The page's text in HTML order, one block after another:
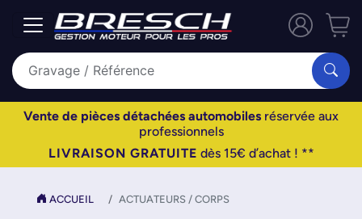
Vente de pièces détachées automobiles réservée aux
professionnels
LIVRAISON GRATUITE dès 15€ d’achat ! **
ACCUEIL ACTUATEURS / CORPS